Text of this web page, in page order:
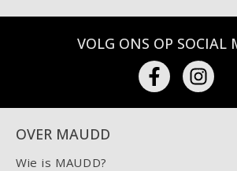
VOLG ONS OP SOCIAL
OVER MAUDD
Wie is MAUDD?